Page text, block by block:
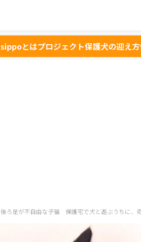
sippoとはプロジェクト保護犬の迎え方
後ろ足が不自由な子猫 保護宅で犬と遊ぶうちに、